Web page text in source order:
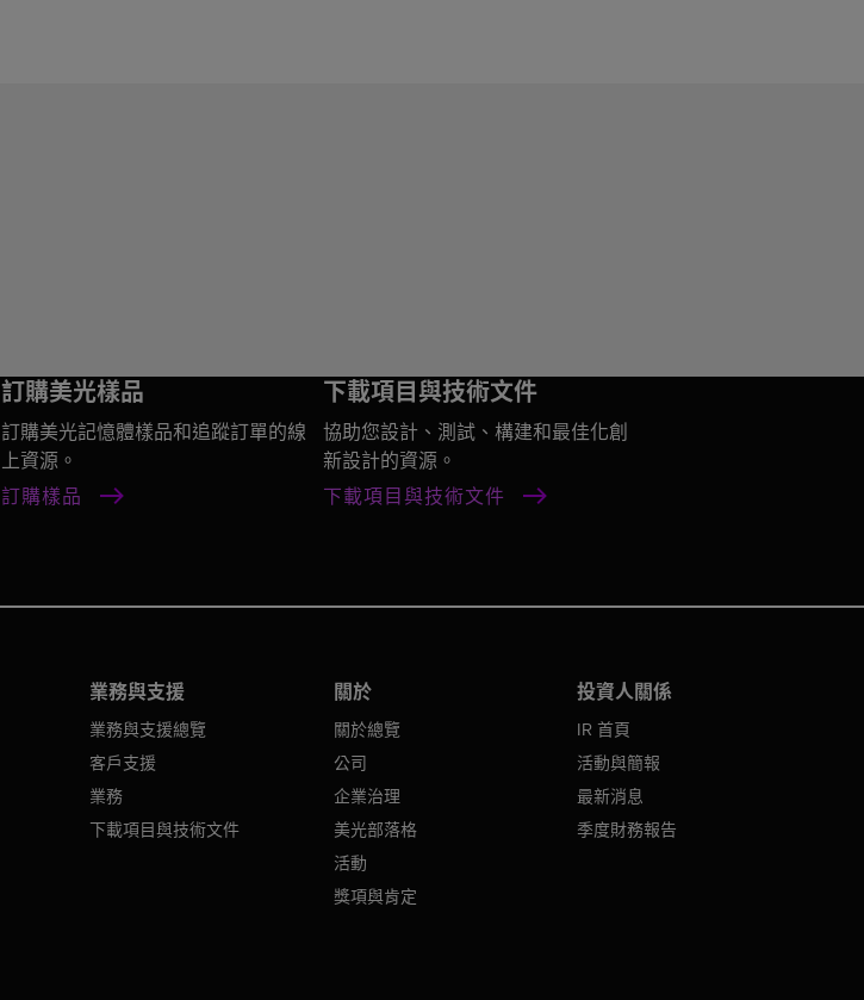
訂購美光樣品
訂購美光記憶體樣品和追蹤訂單的線
上資源。
訂購樣品
下載項目與技術文件
協助您設計、測試、構建和最佳化創
新設計的資源。
下載項目與技術文件
業務與支援
業務與支援總覽
客戶支援
業務
下載項目與技術文件
關於
關於總覽
公司
企業治理
美光部落格
活動
獎項與肯定
投資人關係
IR 首頁
活動與簡報
最新消息
季度財務報告